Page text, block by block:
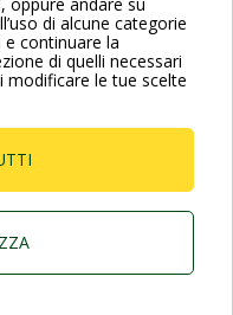
di alcune categorie
e continuare la
di quelli necessari
modificare le tue scelte
anche le Domande più
FAQ
Cap.